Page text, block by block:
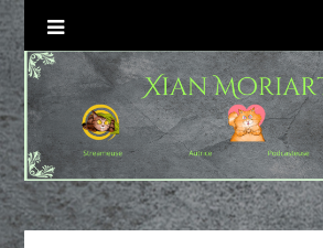
Skip
to
content
Xian Moriarty
Autrice SFFF & Blogueuse & Streameuse